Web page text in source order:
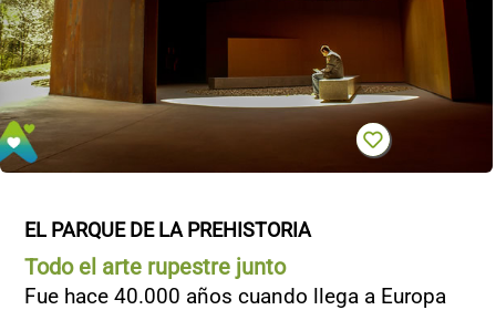
EL PARQUE DE LA PREHISTORIA
Todo el arte rupestre junto
Fue hace 40.000 años cuando llega a Europa